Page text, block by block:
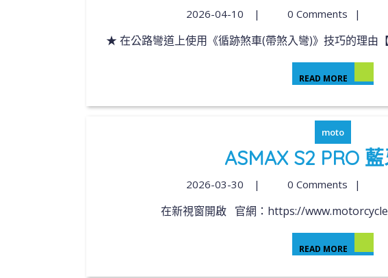
2026-04-10 | 0 Comments |
★ 在公路彎道上使用《循跡煞車(帶煞入彎)》技巧的理
READ MORE
moto
ASMAX S2 PRO
2026-03-30 | 0 Comments |
在新視窗開啟 官網：https://
READ MORE